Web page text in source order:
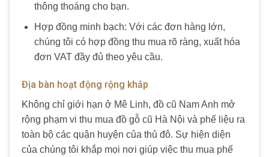
thông thoáng cho bạn.
Hợp đồng minh bạch: Với các đơn hàng lớn,
chúng tôi có hợp đồng thu mua rõ ràng, xuất hóa
đơn VAT đầy đủ theo yêu cầu.
Địa bàn hoạt động rộng khắp
Không chỉ giới hạn ở Mê Linh, đồ cũ Nam Anh mở
rộng phạm vi thu mua đồ gỗ cũ Hà Nội và phế liệu ra
toàn bộ các quận huyện của thủ đô. Sự hiện diện
của chúng tôi khắp mọi nơi giúp việc thu mua phế